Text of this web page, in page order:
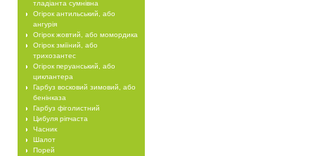
тладіанта сумнівна
Огірок антильський, або
ангурія
Огірок жовтий, або момордика
Огірок зміїний, або
трихозантес
Огірок перуанський, або
циклантера
Гарбуз восковий зимовий, або
бенінказа
Гарбуз фіголистний
Цибуля ріпчаста
Часник
Шалот
Порей